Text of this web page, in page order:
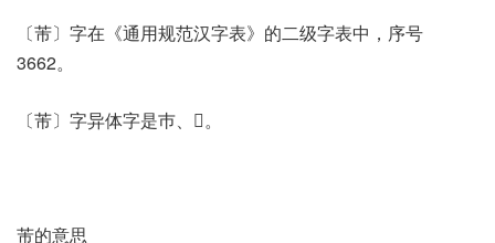
〔芾〕字在《通用规范汉字表》的二级字表中，序号
3662。
〔芾〕字异体字是巿、𦬝。
芾的意思